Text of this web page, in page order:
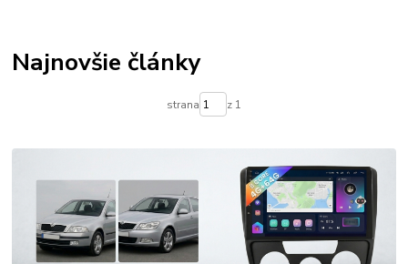
Najnovšie články
strana z 1